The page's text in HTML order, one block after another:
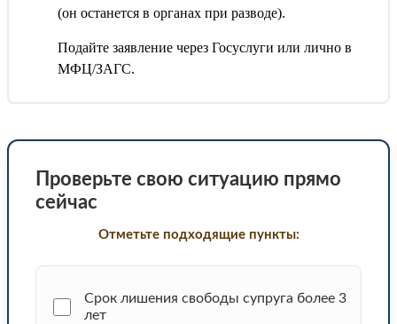
(он останется в органах при разводе).
Подайте заявление через Госуслуги или лично в
МФЦ/ЗАГС.
Проверьте свою ситуацию прямо
сейчас
Отметьте подходящие пункты:
Срок лишения свободы супруга более 3
лет